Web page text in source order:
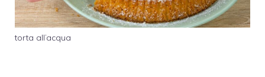
torta all’acqua